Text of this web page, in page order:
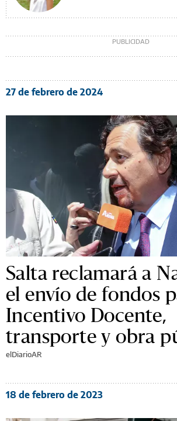
27 de febrero de 2024
Salta reclamará a
el envío de fondos
Incentivo Docente,
transporte y obra
elDiarioAR
18 de febrero de 2023